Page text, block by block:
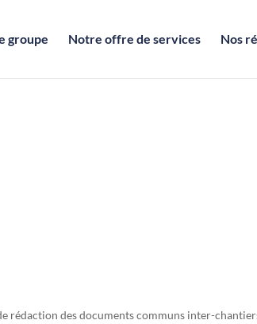
groupe Notre offre de services Nos
rédaction des documents communs inter-